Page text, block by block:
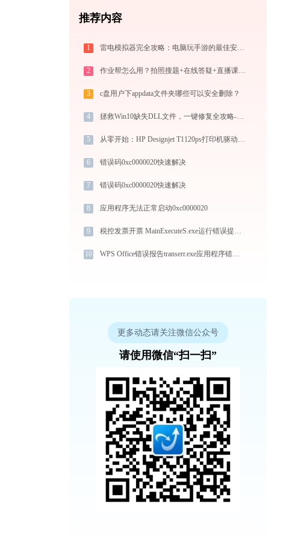
推荐内容
1 雷电模拟器完全攻略：电脑玩手游的最佳安卓模拟器下载安装与优化配置指南
2 作业帮怎么用？拍照搜题+在线答疑+直播课，中小学生辅导全攻略
3 c盘用户下appdata文件夹哪些可以安全删除？
4 拯救Win10缺失DLL文件，一键修复全攻略-金山毒霸
5 从零开始：HP Designjet T1120ps打印机驱动的下载及安装流程
6 错误码0xc0000020快速解决
7 错误码0xc0000020快速解决
8 应用程序无法正常启动0xc0000020
9 税控发票开票 MainExecuteS.exe运行错误提示0xc000000d的解决办法
10 WPS Office错误报告transerr.exe应用程序错误0xc000000d解决方法
更多动态请关注微信公众号
请使用微信“扫一扫”